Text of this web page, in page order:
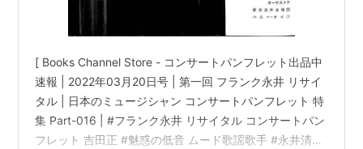
[ Books Channel Store - コンサートパンフレット出品中
速報 | 2022年03月20日号 | 第一回 フランク永井 リサイ
タル | 日本のミュージシャン コンサートパンフレット 特
集 Part-016 | #フランク永井 リサイタル コンサートパン
フレット 吉田正 #魅惑の低音 ムード歌謡歌手 #永井清人